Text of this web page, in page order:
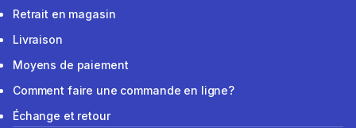
Retrait en magasin
Livraison
Moyens de paiement
Comment faire une commande en ligne?
Échange et retour